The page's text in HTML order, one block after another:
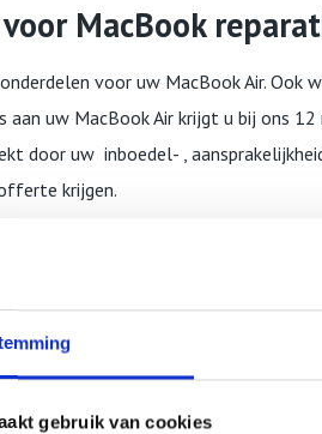
gebruik van cookies
MacBook
voor uw MacBook Air. Ook
uw MacBook Air krijgt u bij ons 12
door uw inboedel- ,
krijgen.
erg afhankelijk van het soort
reparatie tarieven die het
dan kunt u een bericht sturen
tarieven die het meeste